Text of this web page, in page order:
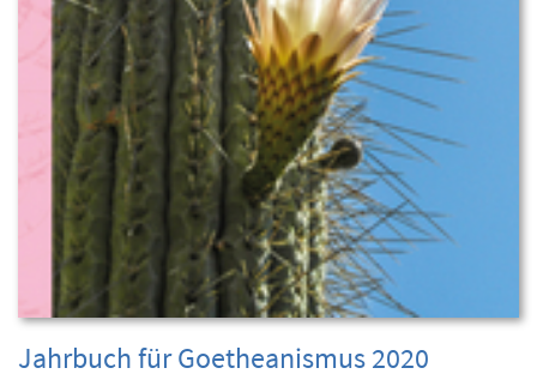
Jahrbuch für Goetheanismus 2020